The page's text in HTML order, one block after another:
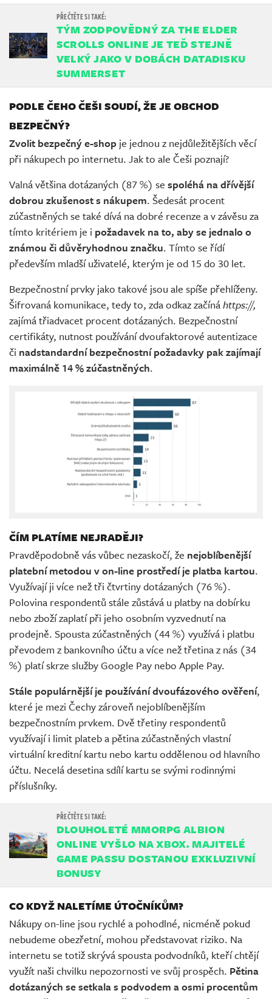
TÝM ZODPOVĚDNÝ ZA THE ELDER
SCROLLS ONLINE JE TEĎ STEJNĚ
VELKÝ JAKO V DOBÁCH DATADISKU
SUMMERSET
PODLE ČEHO ČEŠI SOUDÍ, ŽE JE OBCHOD
BEZPEČNÝ?
Zvolit bezpečný e-shop je jednou z nejdůležitějších věcí
při nákupech po internetu. Jak to ale Češi poznají?
Valná většina dotázaných (87 %) se spoléhá na dřívější
dobrou zkušenost s nákupem. Šedesát procent
zúčastněných se také dívá na dobré recenze a v závěsu za
tímto kritériem je i požadavek na to, aby se jednalo o
známou či důvěryhodnou značku. Tímto se řídí
především mladší uživatelé, kterým je od 15 do 30 let.
Bezpečnostní prvky jako takové jsou ale spíše přehlíženy.
Šifrovaná komunikace, tedy to, zda odkaz začínáhttps://,
zajímá třiadvacet procent dotázaných. Bezpečnostní
certifikáty, nutnost používání dvoufaktorové autentizace
či nadstandardní bezpečnostní požadavky pak zajímají
maximálně 14 % zúčastněných.
ČÍM PLATÍME NEJRADĚJI?
Pravděpodobně vás vůbec nezaskočí, že nejoblíbenější
platební metodou v on-line prostředí je platba kartou.
Využívají ji více než tři čtvrtiny dotázaných (76 %).
Polovina respondentů stále zůstává u platby na dobírku
nebo zboží zaplatí při jeho osobním vyzvednutí na
prodejně. Spousta zúčastněných (44 %) využívá i platbu
převodem z bankovního účtu a více než třetina z nás (34
%) platí skrze služby Google Pay nebo Apple Pay.
Stále populárnější je používání dvoufázového ověření,
které je mezi Čechy zároveň nejoblíbenějším
bezpečnostním prvkem. Dvě třetiny respondentů
využívají i limit plateb a pětina zúčastněných vlastní
virtuální kreditní kartu nebo kartu oddělenou od hlavního
účtu. Necelá desetina sdílí kartu se svými rodinnými
příslušníky.
DLOUHOLETÉ MMORPG ALBION
ONLINE VYŠLO NA XBOX. MAJITELÉ
GAME PASSU DOSTANOU EXKLUZIVNÍ
BONUSY
CO KDYŽ NALETÍME ÚTOČNÍKŮM?
Nákupy on-line jsou rychlé a pohodlné, nicméně pokud
nebudeme obezřetní, mohou představovat riziko. Na
internetu se totiž skrývá spousta podvodníků, kteří chtějí
využít naši chvilku nepozornosti ve svůj prospěch. Pětina
dotázaných se setkala s podvodem a osmi procentům